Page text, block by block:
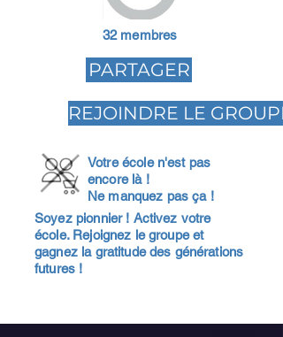
32 membres
PARTAGER
REJOINDRE LE GROUPE
Votre école n'est pas
encore là !
Ne manquez pas ça !
Soyez pionnier ! Activez votre
école. Rejoignez le groupe et
gagnez la gratitude des générations
futures !